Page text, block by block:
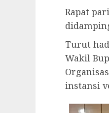
Rapat
Turut
Wakil
instansi